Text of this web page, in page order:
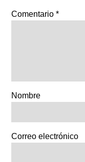
Comentario*
Nombre
Correo electrónico